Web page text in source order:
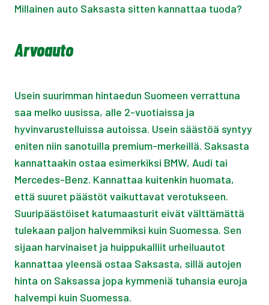
Millainen auto Saksasta sitten kannattaa tuoda?
Arvoauto
Usein suurimman hintaedun Suomeen verrattuna
saa melko uusissa, alle 2-vuotiaissa ja
hyvinvarustelluissa autoissa. Usein säästöä syntyy
eniten niin sanotuilla premium-merkeillä. Saksasta
kannattaakin ostaa esimerkiksi BMW, Audi tai
Mercedes-Benz. Kannattaa kuitenkin huomata,
että suuret päästöt vaikuttavat verotukseen.
Suuripäästöiset katumaasturit eivät välttämättä
tulekaan paljon halvemmiksi kuin Suomessa. Sen
sijaan harvinaiset ja huippukalliit urheiluautot
kannattaa yleensä ostaa Saksasta, sillä autojen
hinta on Saksassa jopa kymmeniä tuhansia euroja
halvempi kuin Suomessa.